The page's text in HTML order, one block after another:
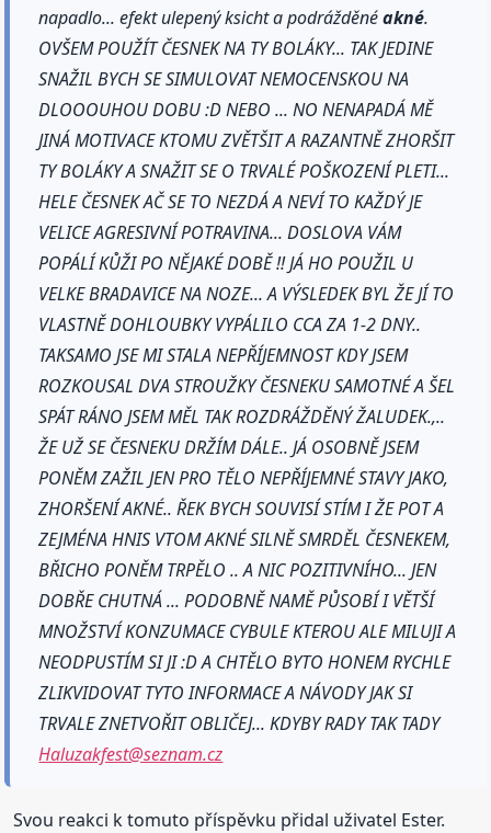
napadlo... efekt ulepený ksicht a podrážděnéakné.
OVŠEM POUŽÍT ČESNEK NA TY BOLÁKY... TAK JEDINE
SNAŽIL BYCH SE SIMULOVAT NEMOCENSKOU NA
DLOOOUHOU DOBU :D NEBO ... NO NENAPADÁ MĚ
JINÁ MOTIVACE KTOMU ZVĚTŠIT A RAZANTNĚ ZHORŠIT
TY BOLÁKY A SNAŽIT SE O TRVALÉ POŠKOZENÍ PLETI...
HELE ČESNEK AČ SE TO NEZDÁ A NEVÍ TO KAŽDÝ JE
VELICE AGRESIVNÍ POTRAVINA... DOSLOVA VÁM
POPÁLÍ KŮŽI PO NĚJAKÉ DOBĚ !! JÁ HO POUŽIL U
VELKE BRADAVICE NA NOZE... A VÝSLEDEK BYL ŽE JÍ TO
VLASTNĚ DOHLOUBKY VYPÁLILO CCA ZA 1-2 DNY..
TAKSAMO JSE MI STALA NEPŘÍJEMNOST KDY JSEM
ROZKOUSAL DVA STROUŽKY ČESNEKU SAMOTNÉ A ŠEL
SPÁT RÁNO JSEM MĚL TAK ROZDRÁŽDĚNÝ ŽALUDEK.,..
ŽE UŽ SE ČESNEKU DRŽÍM DÁLE.. JÁ OSOBNĚ JSEM
PONĚM ZAŽIL JEN PRO TĚLO NEPŘÍJEMNÉ STAVY JAKO,
ZHORŠENÍ AKNÉ.. ŘEK BYCH SOUVISÍ STÍM I ŽE POT A
ZEJMÉNA HNIS VTOM AKNÉ SILNĚ SMRDĚL ČESNEKEM,
BŘICHO PONĚM TRPĚLO .. A NIC POZITIVNÍHO... JEN
DOBŘE CHUTNÁ ... PODOBNĚ NAMĚ PŮSOBÍ I VĚTŠÍ
MNOŽSTVÍ KONZUMACE CYBULE KTEROU ALE MILUJI A
NEODPUSTÍM SI JI :D A CHTĚLO BYTO HONEM RYCHLE
ZLIKVIDOVAT TYTO INFORMACE A NÁVODY JAK SI
TRVALE ZNETVOŘIT OBLIČEJ... KDYBY RADY TAK TADY
Haluzakfest@seznam.cz
Svou reakci k tomuto příspěvku přidal uživatel Ester.